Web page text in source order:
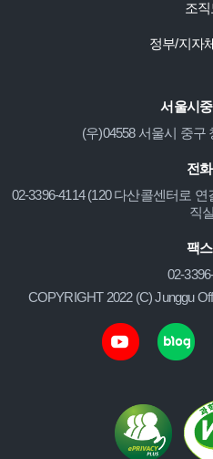
조직
정부/지자
서울시
(우)04558 서울시 중구
전화
02-3396-4114 (120 다산콜센터로
직
팩스
02-
COPYRIGHT 2022 (C) Junggu